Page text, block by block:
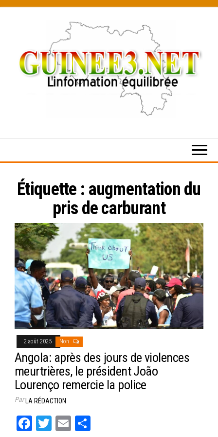
content
Étiquette : augmentation du
pris de carburant
2 août 2025 Non
Angola: après des jours de violences
meurtrières, le président João
Lourenço remercie la police
ParLA RÉDACTION
Fa
T
E